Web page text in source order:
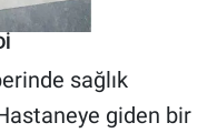
sağlık
giden bir